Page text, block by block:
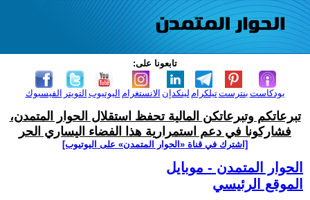
تابعونا على:
الفيسبوك التويتر اليوتيوب الانستغرام لينكدإن تيلكرامبنترست بودكاست
تبرعاتكم وتبرعاتكن المالية تحفظ استقلال الحوار المتمدن،
فشاركونا في دعم استمرارية هذا الفضاء اليساري الحر
[اشترك في قناة ‫«الحوار المتمدن» على اليوتيوب]
الحوار المتمدن - موبايل
الموقع الرئيسي